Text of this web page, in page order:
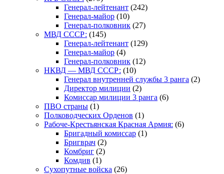
Генерал-лейтенант (242)
Генерал-майор (10)
Генерал-полковник (27)
МВД СССР: (145)
Генерал-лейтенант (129)
Генерал-майор (4)
Генерал-полковник (12)
НКВД — МВД СССР: (10)
Генерал внутренней службы 3 ранга (2)
Директор милиции (2)
Комиссар милиции 3 ранга (6)
ПВО страны (1)
Полководческих Орденов (1)
Рабоче-Крестьянская Красная Армия: (6)
Бригадный комиссар (1)
Бригврач (2)
Комбриг (2)
Комдив (1)
Сухопутные войска (26)